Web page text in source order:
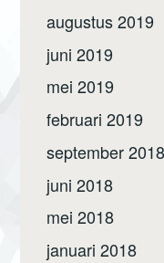
augustus 2019
juni 2019
mei 2019
februari 2019
september 2018
juni 2018
mei 2018
januari 2018